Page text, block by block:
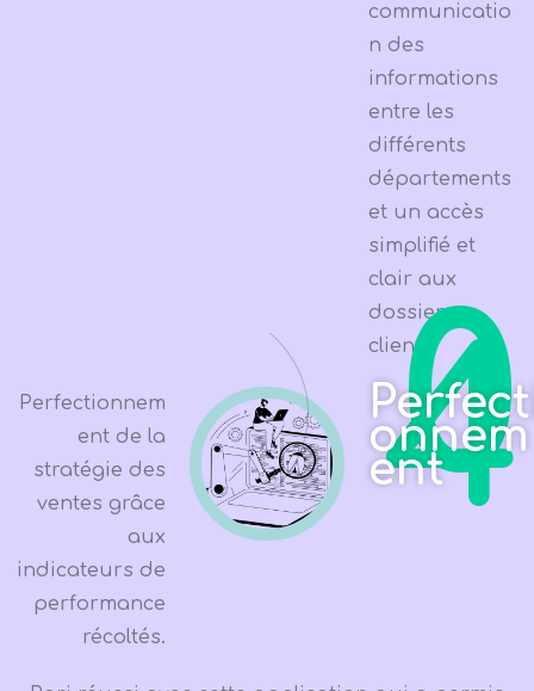
communicatio
n des
informations
entre les
différents
départements
et un accès
simplifié et
clair aux
dossiers
clients
Perfectionnem
ent de la
stratégie des
ventes grâce
aux
indicateurs de
performance
récoltés.
0
4
onnem
ent